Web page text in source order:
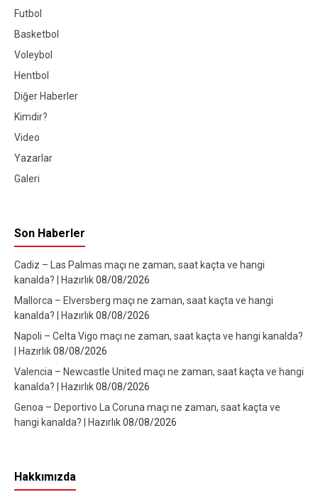
Futbol
Basketbol
Voleybol
Hentbol
Diğer Haberler
Kimdir?
Video
Yazarlar
Galeri
Son Haberler
Cadiz – Las Palmas maçı ne zaman, saat kaçta ve hangi
kanalda? | Hazırlık08/08/2026
Mallorca – Elversberg maçı ne zaman, saat kaçta ve hangi
kanalda? | Hazırlık08/08/2026
Napoli – Celta Vigo maçı ne zaman, saat kaçta ve hangi kanalda?
| Hazırlık08/08/2026
Valencia – Newcastle United maçı ne zaman, saat kaçta ve hangi
kanalda? | Hazırlık08/08/2026
Genoa – Deportivo La Coruna maçı ne zaman, saat kaçta ve
hangi kanalda? | Hazırlık08/08/2026
Hakkımızda